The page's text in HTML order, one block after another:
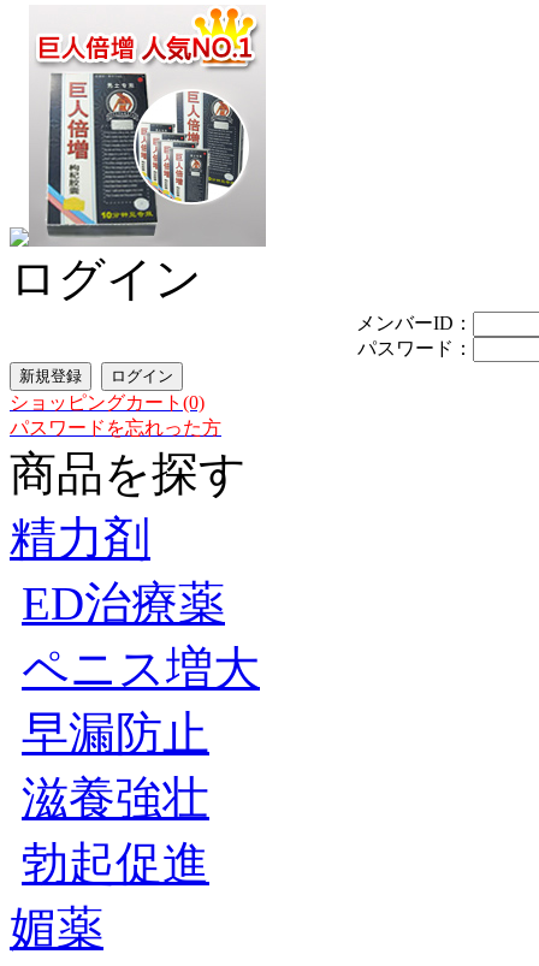
ログイン
メンバーID：
パスワード：
ショッピングカート(0)
パスワードを忘れった方
商品を探す
精力剤
ED治療薬
ペニス増大
早漏防止
滋養強壮
勃起促進
媚薬